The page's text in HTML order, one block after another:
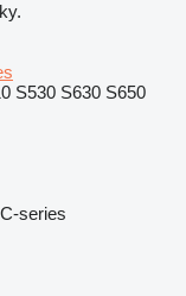
S530 S630 S650
C-series